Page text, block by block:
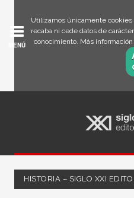
Utilizamos únicamente cookies
recaba ni cede datos de
conocimiento. Más
MENÚ
HISTORIA – SIGLO XXI